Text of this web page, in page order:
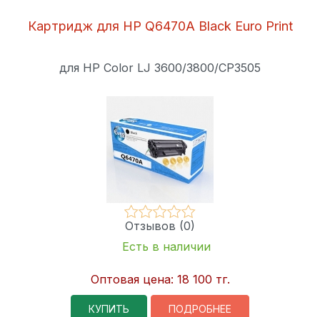
Картридж для HP Q6470A Black Euro Print
для HP Color LJ 3600/3800/CP3505
Отзывов (0)
Есть в наличии
Оптовая цена: 18 100 тг.
КУПИТЬ ПОДРОБНЕЕ